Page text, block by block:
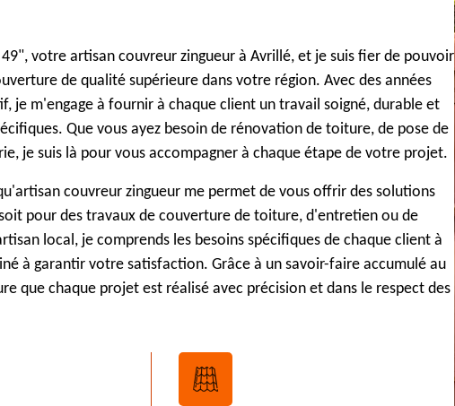
votre artisan couvreur zingueur à Avrillé, et je suis fier de pouvoir
de qualité supérieure dans votre région. Avec des années
je m'engage à fournir à chaque client un travail soigné, durable et
Que vous ayez besoin de rénovation de toiture, de pose de
je suis là pour vous accompagner à chaque étape de votre projet.
couvreur zingueur me permet de vous offrir des solutions
pour des travaux de couverture de toiture, d'entretien ou de
local, je comprends les besoins spécifiques de chaque client à
à garantir votre satisfaction. Grâce à un savoir-faire accumulé au
que chaque projet est réalisé avec précision et dans le respect des